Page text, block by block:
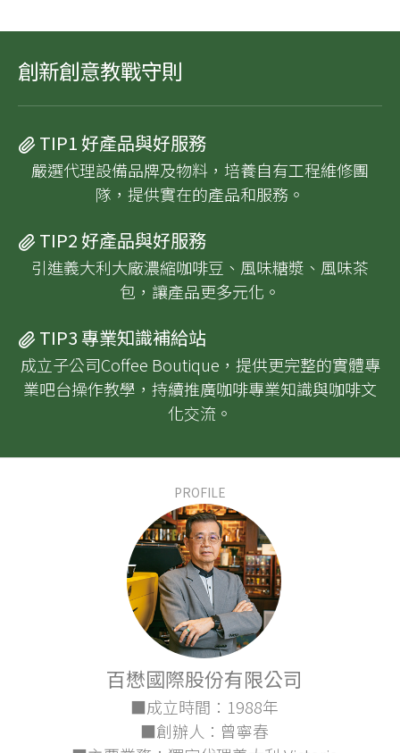
創新創意教戰守則
TIP1 好產品與好服務
嚴選代理設備品牌及物料，培養自有工程維修團
隊，提供實在的產品和服務。
TIP2 好產品與好服務
引進義大利大廠濃縮咖啡豆、風味糖漿、風味茶
包，讓產品更多元化。
TIP3 專業知識補給站
成立子公司Coffee Boutique，提供更完整的實體專
業吧台操作教學，持續推廣咖啡專業知識與咖啡文
化交流。
PROFILE
百懋國際股份有限公司
■成立時間：1988年
■創辦人：曾寧春